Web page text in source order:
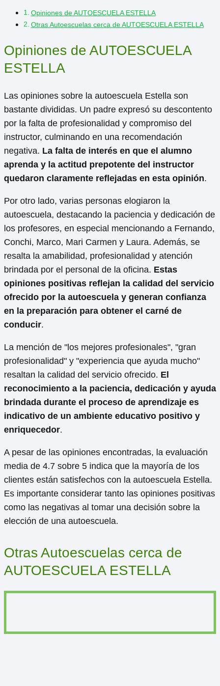
Opiniones de AUTOESCUELA ESTELLA
Otras Autoescuelas cerca de AUTOESCUELA ESTELLA
Opiniones de AUTOESCUELA
ESTELLA
Las opiniones sobre la autoescuela Estella son
bastante divididas. Un padre expresó su descontento
por la falta de profesionalidad y compromiso del
instructor, culminando en una recomendación
negativa. La falta de interés en que el alumno
aprenda y la actitud prepotente del instructor
quedaron claramente reflejadas en esta opinión.
Por otro lado, varias personas elogiaron la
autoescuela, destacando la paciencia y dedicación de
los profesores, en especial mencionando a Fernando,
Conchi, Marco, Mari Carmen y Laura. Además, se
resalta la amabilidad, profesionalidad y atención
brindada por el personal de la oficina. Estas
opiniones positivas reflejan la calidad del servicio
ofrecido por la autoescuela y generan confianza
en la preparación para obtener el carné de
conducir.
La mención de "los mejores profesionales", "gran
profesionalidad" y "experiencia que ayuda mucho"
resaltan la calidad del servicio ofrecido. El
reconocimiento a la paciencia, dedicación y ayuda
brindada durante el proceso de aprendizaje es
indicativo de un ambiente educativo positivo y
enriquecedor.
A pesar de las opiniones encontradas, la evaluación
media de 4.7 sobre 5 indica que la mayoría de los
clientes están satisfechos con la autoescuela Estella.
Es importante considerar tanto las opiniones positivas
como las negativas al tomar una decisión sobre la
elección de una autoescuela.
Otras Autoescuelas cerca de
AUTOESCUELA ESTELLA